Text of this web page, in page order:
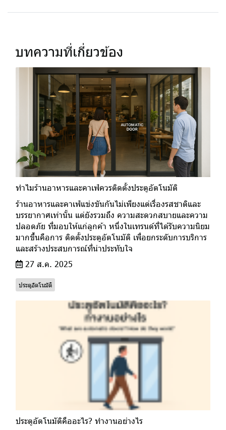
บทความที่เกี่ยวข้อง
ทำไมร้านอาหารและคาเฟ่ควรติดตั้งประตูอัตโนมัติ
ร้านอาหารและคาเฟ่แข่งขันกันไม่เพียงแต่เรื่องรสชาติและ
บรรยากาศเท่านั้น แต่ยังรวมถึง ความสะดวกสบายและความ
ปลอดภัย ที่มอบให้แก่ลูกค้า หนึ่งในเทรนด์ที่ได้รับความนิยม
มากขึ้นคือการ ติดตั้งประตูอัตโนมัติ เพื่อยกระดับการบริการ
และสร้างประสบการณ์ที่น่าประทับใจ
27 ส.ค. 2025
ประตูอัตโนมัติ
ประตูอัตโนมัติคืออะไร? ทำงานอย่างไร